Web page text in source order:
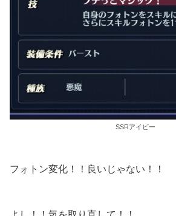
SSRアイビー
フォトン変化！！良いじゃない！！